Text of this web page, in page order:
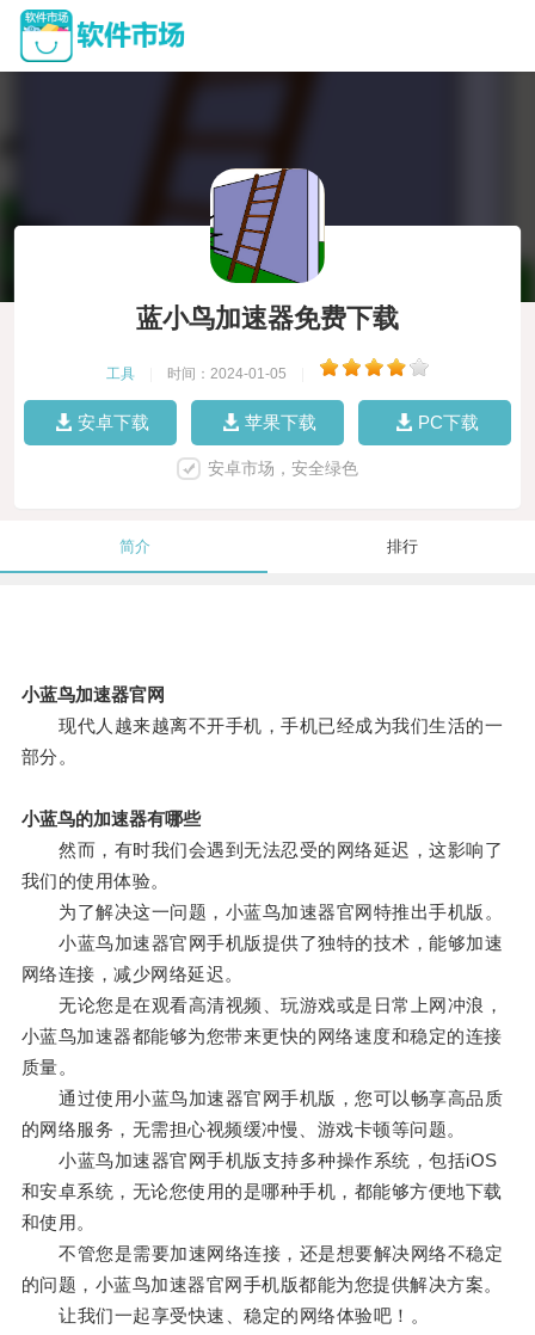
蓝小鸟加速器免费下载
工具 时间：2024-01-05
安卓下载 苹果下载 PC下载
安卓市场，安全绿色
简介 排行
小蓝鸟加速器官网
现代人越来越离不开手机，手机已经成为我们生活的一
部分。
小蓝鸟的加速器有哪些
然而，有时我们会遇到无法忍受的网络延迟，这影响了
我们的使用体验。
为了解决这一问题，小蓝鸟加速器官网特推出手机版。
小蓝鸟加速器官网手机版提供了独特的技术，能够加速
网络连接，减少网络延迟。
无论您是在观看高清视频、玩游戏或是日常上网冲浪，
小蓝鸟加速器都能够为您带来更快的网络速度和稳定的连接
质量。
通过使用小蓝鸟加速器官网手机版，您可以畅享高品质
的网络服务，无需担心视频缓冲慢、游戏卡顿等问题。
小蓝鸟加速器官网手机版支持多种操作系统，包括iOS
和安卓系统，无论您使用的是哪种手机，都能够方便地下载
和使用。
不管您是需要加速网络连接，还是想要解决网络不稳定
的问题，小蓝鸟加速器官网手机版都能为您提供解决方案。
让我们一起享受快速、稳定的网络体验吧！。